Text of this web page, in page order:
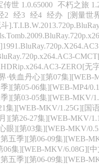
传世 1.0.65000 不朽之旅
2 经3 经4 经办
[测量世
ZERO[无
·铁血丹心][第07集
][第05-06集][WEB-MP4/
][第03-05集][WEB-MKV/
集][WEB-MKV/1.25G][国
][第26-27集][WEB-MKV/
眼][第03集][WEB-MKV/
五季][第06-09集][WEB-
集][WEB-MKV/6.08G][
五季][第06-09集][WEB-